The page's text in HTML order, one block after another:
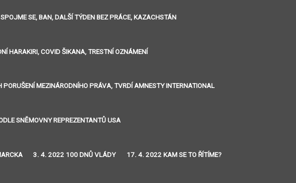
SE, BAN, DALŠÍ TÝDEN BEZ PRÁCE, KAZACHSTÁN
HARAKIRI, COVID ŠIKANA, TRESTNÍ OZNÁMENÍ
MEZINÁRODNÍHO PRÁVA, TVRDÍ AMNESTY INTERNATIONAL
SNĚMOVNY REPREZENTANTŮ USA
3. 4. 2022 100 DNŮ VLÁDY 17. 4. 2022 KAM SE TO ŘÍTÍME?